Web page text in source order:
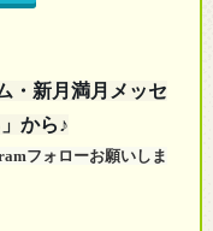
・新月満月メッセ
から♪
フォローお願いしま